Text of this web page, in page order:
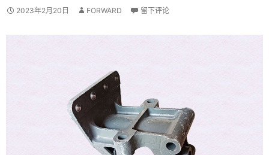
2023年2月20日 FORWARD 留下评论